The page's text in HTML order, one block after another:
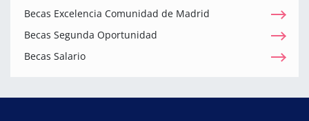
Becas Excelencia Comunidad de Madrid
Becas Segunda Oportunidad
Becas Salario